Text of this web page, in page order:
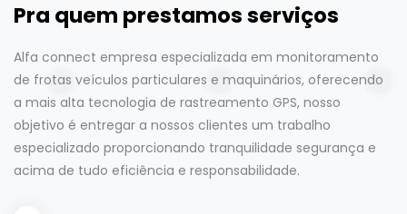
Pra quem prestamos serviços
Alfa connect empresa especializada em monitoramento
de frotas veículos particulares e maquinários, oferecendo
a mais alta tecnologia de rastreamento GPS, nosso
objetivo é entregar a nossos clientes um trabalho
especializado proporcionando tranquilidade segurança e
acima de tudo eficiência e responsabilidade.